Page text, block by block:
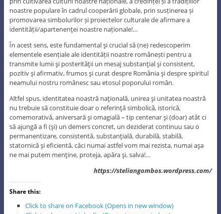
noastre populare în cadrul cooperării globale, prin susținerea și
promovarea simbolurilor și proiectelor culturale de afirmare a
identității/apartenenţei noastre naționale!…
În acest sens, este fundamental şi crucial să (ne) redescoperim
elementele esențiale ale identității noastre românești pentru a
transmite lumii şi posterităţii un mesaj substanţial şi consistent,
pozitiv şi afirmativ, frumos şi curat despre România şi despre spiritul
neamului nostru românesc sau etosul poporului român.
Altfel spus, identitatea noastră naţională, unirea şi unitatea noastră
nu trebuie să constituie doar o referinţă simbolică, istorică,
comemorativă, aniversară şi omagială – tip centenar şi (doar) atât ci
să ajungă a fi (şi) un demers concret, un deziderat continuu sau o
permanentizare, consistentă, substanţială, durabilă, stabilă,
statornică şi eficientă, căci numai astfel vom mai rezista, numai aşa
ne mai putem menţine, proteja, apăra şi, salva!…
https://steliangombos.wordpress.com/
Share this:
Click to share on Facebook (Opens in new window)